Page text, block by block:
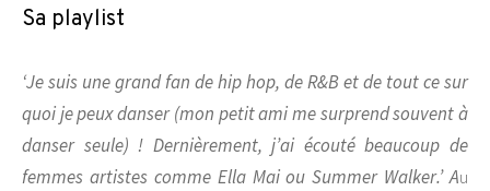
Sa playlist
‘Je suis une grand fan de hip hop, de R&B et de tout ce sur
quoi je peux danser (mon petit ami me surprend souvent à
danser seule) ! Dernièrement, j’ai écouté beaucoup de
femmes artistes comme Ella MaiouSummer Walker.’ Au